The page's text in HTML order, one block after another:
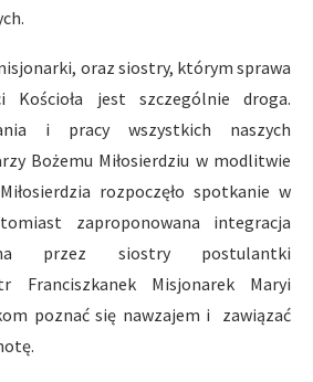
oraz siostry, którym sprawa
Kościoła jest szczególnie droga.
i pracy wszystkich naszych
Bożemu Miłosierdziu w modlitwie
rozpoczęło spotkanie w
zaproponowana integracja
przez siostry postulantki
Franciszkanek Misjonarek Maryi
poznać się nawzajem i zawiązać